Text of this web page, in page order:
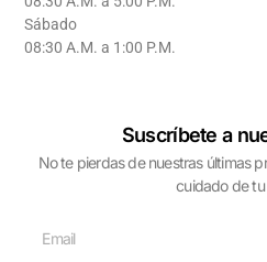
Sábado
08:30 A.M. a 1:00 P.M.
Suscríbete a
No te pierdas de nuestras últimas
cuidado de tu